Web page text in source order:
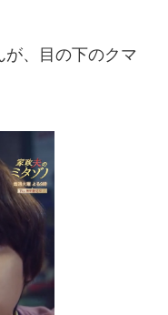
が、目の下のクマ